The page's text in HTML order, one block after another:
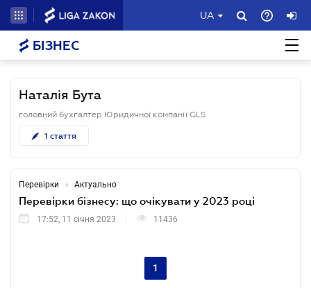
UA
БІЗНЕС
Наталія Бута
головний бухгалтер Юридичної компанії GLS
1 стаття
Перевірки • Актуально
Перевірки бізнесу: що очікувати у 2023 році
17:52, 11 січня 2023 11436
1